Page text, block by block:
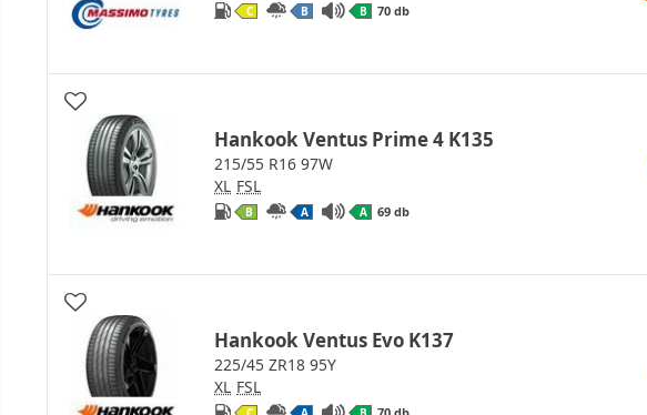
C B B 70 db
Hankook Ventus Prime 4 K135
215/55 R16 97W
XL FSL
B A A 69 db
Hankook Ventus Evo K137
225/45 ZR18 95Y
XL FSL